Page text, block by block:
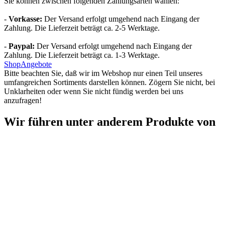
- Vorkasse: Der Versand erfolgt umgehend nach Eingang der
Zahlung. Die Lieferzeit beträgt ca. 2-5 Werktage.
- Paypal: Der Versand erfolgt umgehend nach Eingang der
Zahlung. Die Lieferzeit beträgt ca. 1-3 Werktage.
ShopAngebote
Bitte beachten Sie, daß wir im Webshop nur einen Teil unseres
umfangreichen Sortiments darstellen können. Zögern Sie nicht, bei
Unklarheiten oder wenn Sie nicht fündig werden bei uns
anzufragen!
Wir führen unter anderem Produkte von